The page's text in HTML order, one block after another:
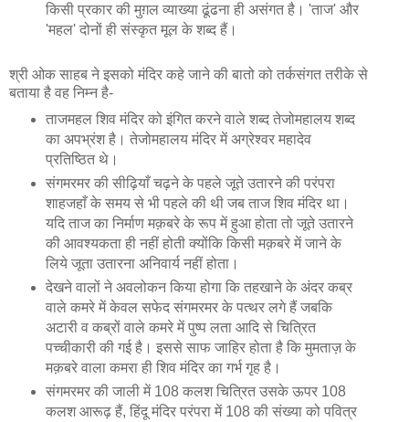
किसी प्रकार की मुग़ल व्याख्या ढूंढना ही असंगत है। 'ताज' और
'महल' दोनों ही संस्कृत मूल के शब्द हैं।
श्री ओक साहब ने इसको मंदिर कहे जाने की बातो को तर्कसंगत तरीके से
बताया है वह निम्न है-
ताजमहल शिव मंदिर को इंगित करने वाले शब्द तेजोमहालय शब्द
का अपभ्रंश है। तेजोमहालय मंदिर में अग्रेश्वर महादेव
प्रतिष्ठित थे।
संगमरमर की सीढ़ियाँ चढ़ने के पहले जूते उतारने की परंपरा
शाहजहाँ के समय से भी पहले की थी जब ताज शिव मंदिर था।
यदि ताज का निर्माण मक़बरे के रूप में हुआ होता तो जूते उतारने
की आवश्यकता ही नहीं होती क्योंकि किसी मक़बरे में जाने के
लिये जूता उतारना अनिवार्य नहीं होता।
देखने वालों ने अवलोकन किया होगा कि तहखाने के अंदर कब्र
वाले कमरे में केवल सफेद संगमरमर के पत्थर लगे हैं जबकि
अटारी व कब्रों वाले कमरे में पुष्प लता आदि से चित्रित
पच्चीकारी की गई है। इससे साफ जाहिर होता है कि मुमताज़ के
मक़बरे वाला कमरा ही शिव मंदिर का गर्भ गृह है।
संगमरमर की जाली में 108 कलश चित्रित उसके ऊपर 108
कलश आरूढ़ हैं, हिंदू मंदिर परंपरा में 108 की संख्या को पवित्र